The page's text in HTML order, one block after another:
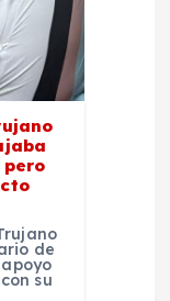
de
su